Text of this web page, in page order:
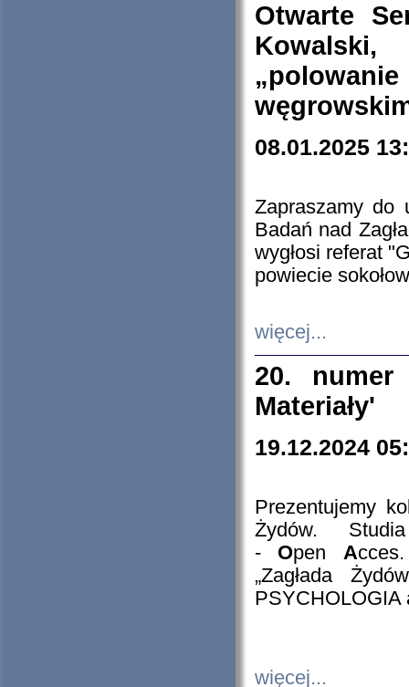
Otwarte
08.01.2025
Zapraszamy do
Badań nad
wygłosi referat
powiecie
więcej...
20. numer
Materiały'
19.12.2024
Prezentujemy
Żydów.
- Open A
„Zagłada
PSYCHOLOGIA
więcej...